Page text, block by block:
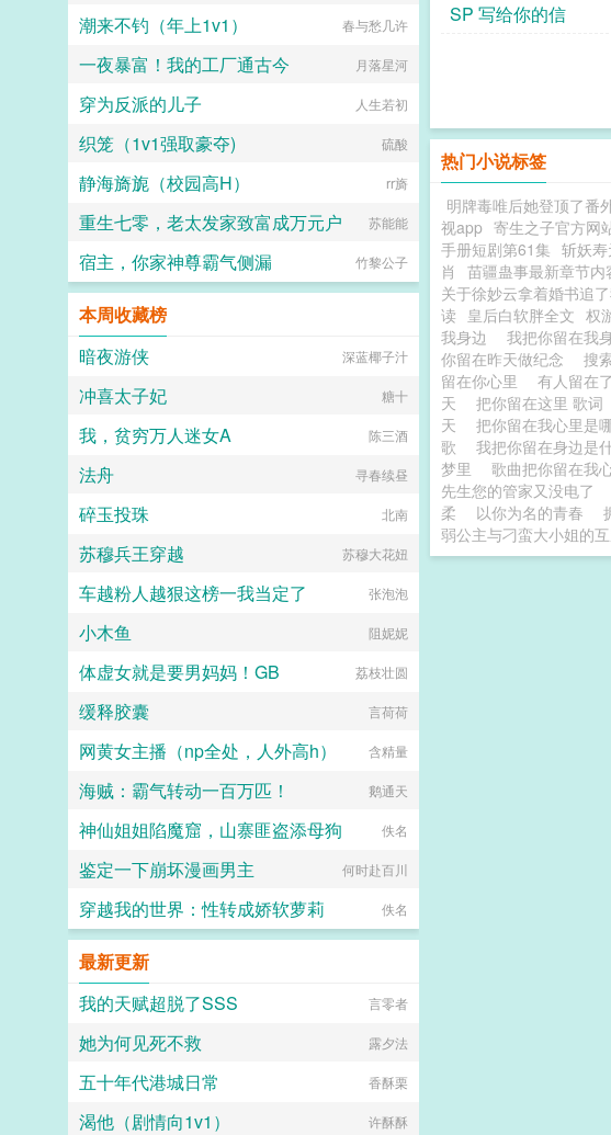
SP 写给你的信
热门小说标签
明牌毒唯后她登顶了番
视app 寄生之子官方网
手册短剧第61集 斩妖寿
肖
苗疆蛊事最新章节内
关于徐妙云拿着婚书追
读 皇后白软胖全文 权
我身边
我把你留在我
你留在昨天做纪念
搜
留在你心里
有人留在
天
把你留在这里 歌词
天
把你留在我心里是
歌
我把你留在身边是
梦里
歌曲把你留在我
先生您的管家又没电了
柔
以你为名的青春
弱公主与刁蛮大小姐的
公子缺斤少两
潮来不钓（年上1v1） 春与愁几许
一夜暴富！我的工厂通古今 月落星河
穿为反派的儿子 人生若初
织笼（1v1强取豪夺) 硫酸
静海旖旎（校园高H） rr旖
重生七零，老太发家致富成万元户 苏能能
宿主，你家神尊霸气侧漏 竹黎公子
本周收藏榜
暗夜游侠
深蓝椰子汁
冲喜太子妃 糖十
我，贫穷万人迷女A 陈三酒
法舟 寻春续昼
碎玉投珠 北南
苏穆兵王穿越 苏穆大花妞
车越粉人越狠这榜一我当定了 张泡泡
小木鱼 阻妮妮
体虚女就是要男妈妈！GB 荔枝壮圆
缓释胶囊 言荷荷
网黄女主播（np全处，人外高h） 含精量
海贼：霸气转动一百万匹！ 鹅通天
神仙姐姐陷魔窟，山寨匪盗添母狗 佚名
鉴定一下崩坏漫画男主 何时赴百川
穿越我的世界：性转成娇软萝莉 佚名
最新更新
我的天赋超脱了SSS
言零者
她为何见死不救 露夕法
五十年代港城日常 香酥栗
渴他（剧情向1v1） 许酥酥